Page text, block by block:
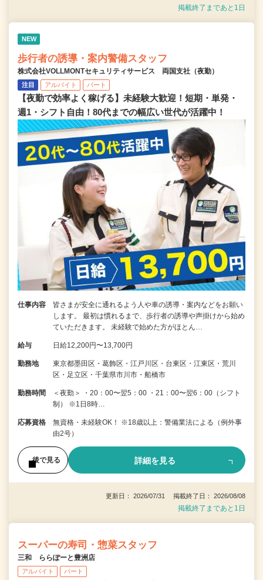
掲載終了まであと1日
NEW
歩行者の誘導・案内警備スタッフ
株式会社VOLLMONTセキュリティサービス 両国支社（夜勤）
注目 アルバイト パート
【夜勤で効率よく稼げる】未経験大歓迎！短期・単発・
週1・シフト自由！80代までの幅広い世代が活躍中！
仕事内容
皆さまが安全に通れるよう人や車の誘導・案内などをお願い
します。 最初は慣れるまで、歩行者の誘導や声掛けから始め
ていただきます。 未経験で始めた方がほとん…
給与 日給12,200円〜13,700円
勤務地
東京都墨田区・葛飾区・江戸川区・台東区・江東区・荒川
区・足立区・千葉県市川市・船橋市
勤務時間
＜夜勤＞ ・20：00〜翌5：00 ・21：00〜翌6：00（シフト
制） ※1日8時…
応募資格
無資格・未経験OK！ ※18歳以上：警備業法による（例外事
由2号）
後で見る 詳細を見る
更新日： 2026/07/31 掲載終了日： 2026/08/08
掲載終了まであと1日
スーパーの寿司・惣菜スタッフ
三和 ららぽーと豊洲店
アルバイト パート